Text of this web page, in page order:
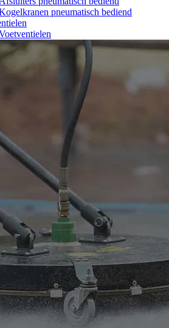
pneumatisch bediend